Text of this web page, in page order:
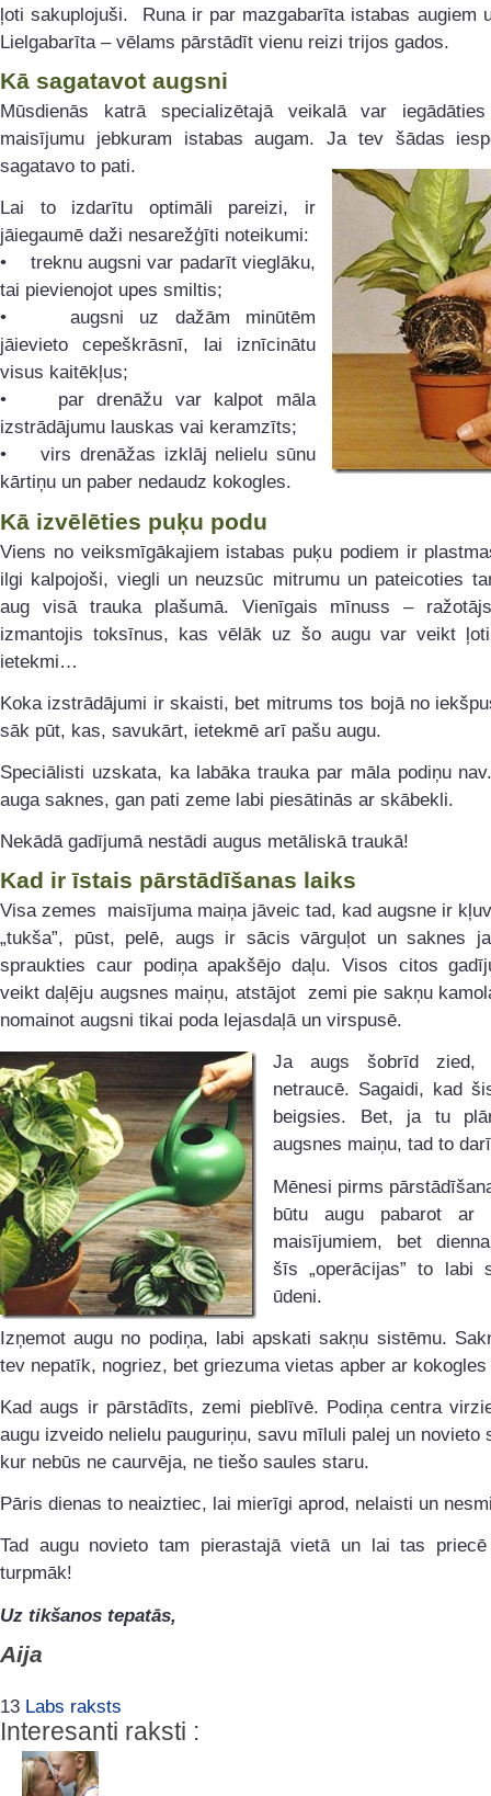
ļoti sakuplojuši. Runa ir par mazgabarīta istabas augiem
Lielgabarīta – vēlams pārstādīt vienu reizi trijos gados.
Kā sagatavot augsni
Mūsdienās katrā specializētajā veikalā var
maisījumu jebkuram istabas augam. Ja tev šādas
sagatavo to pati.
Lai to izdarītu optimāli pareizi, ir
jāiegaumē daži nesarežģīti noteikumi:
• treknu augsni var padarīt vieglāku,
tai pievienojot upes smiltis;
• augsni uz dažām minūtēm
jāievieto cepeškrāsnī, lai iznīcinātu
visus kaitēkļus;
• par drenāžu var kalpot māla
izstrādājumu lauskas vai keramzīts;
• virs drenāžas izklāj nelielu sūnu
kārtiņu un paber nedaudz kokogles.
Kā izvēlēties puķu podu
Viens no veiksmīgākajiem istabas puķu podiem ir
ilgi kalpojoši, viegli un neuzsūc mitrumu un pateicoties
aug visā trauka plašumā. Vienīgais mīnuss –
izmantojis toksīnus, kas vēlāk uz šo augu var veikt
ietekmi…
Koka izstrādājumi ir skaisti, bet mitrums tos bojā no
sāk pūt, kas, savukārt, ietekmē arī pašu augu.
Speciālisti uzskata, ka labāka trauka par māla podiņu
auga saknes, gan pati zeme labi piesātinās ar skābekli.
Nekādā gadījumā nestādi augus metāliskā traukā!
Kad ir īstais pārstādīšanas laiks
Visa zemes maisījuma maiņa jāveic tad, kad augsne ir
„tukša”, pūst, pelē, augs ir sācis vārguļot un saknes
spraukties caur podiņa apakšējo daļu. Visos citos
veikt daļēju augsnes maiņu, atstājot zemi pie sakņu
nomainot augsni tikai poda lejasdaļā un virspusē.
Ja augs šobrīd zied,
netraucē. Sagaidi, kad
beigsies. Bet, ja tu
augsnes maiņu, tad to
Mēnesi pirms
būtu augu pabarot ar
maisījumiem, bet
šīs „operācijas” to labi
ūdeni.
Izņemot augu no podiņa, labi apskati sakņu sistēmu.
tev nepatīk, nogriez, bet griezuma vietas apber ar
Kad augs ir pārstādīts, zemi pieblīvē. Podiņa centra
augu izveido nelielu pauguriņu, savu mīluli palej un novieto
kur nebūs ne caurvēja, ne tiešo saules staru.
Pāris dienas to neaiztiec, lai mierīgi aprod, nelaisti un
Tad augu novieto tam pierastajā vietā un lai tas
turpmāk!
Uz tikšanos tepatās,
Aija
13 Labs raksts
Interesanti raksti :